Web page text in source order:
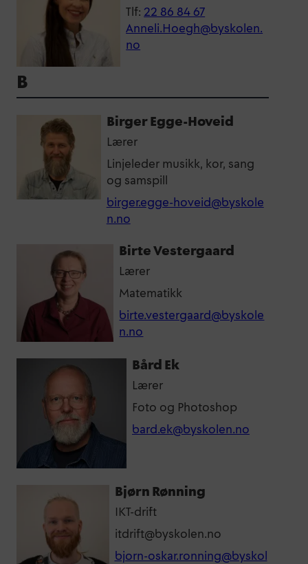
Tlf: 22 86 84 67
Anneli.Hoegh@byskolen.
no
B
Birger Egge-Hoveid
Lærer
Linjeleder musikk, kor, sang
og samspill
birger.egge-hoveid@byskole
n.no
Birte Vestergaard
Lærer
Matematikk
birte.vestergaard@byskole
n.no
Bård Ek
Lærer
Foto og Photoshop
bard.ek@byskolen.no
Bjørn Rønning
IKT-drift
itdrift@byskolen.no
bjorn-oskar.ronning@byskol